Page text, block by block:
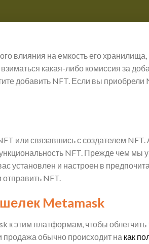
влияния на емкость его хранилища,
какая-либо комиссия за
добавить NFT. Если вы приобрели
или связавшись с создателем NFT.
NFT. Прежде чем мы
установлен и настроен в
NFT.
Metamask
этим платформам, чтобы облегчить
продажа обычно происходит на как